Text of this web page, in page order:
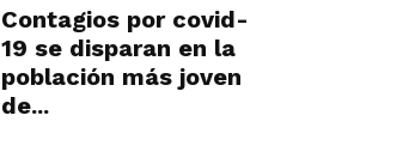
Contagios por covid-
19 se disparan en la
población más joven
de...